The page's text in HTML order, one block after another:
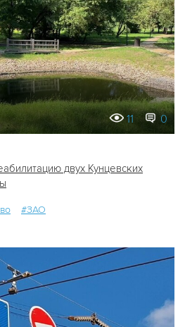
11 0
двух Кунцевских
#ЗАО